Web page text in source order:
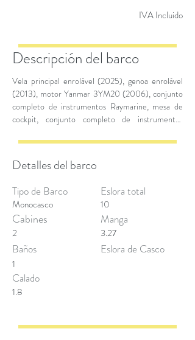
IVA Incluido
Descripción del barco
Vela principal enrolável (2025), genoa enrolável
(2013), motor Yanmar 3YM20 (2006), conjunto
completo de instrumentos Raymarine, mesa de
cockpit, conjunto completo de instrumentos
carregador de baterias Victron Blue Smart,
inversor all-in-one 12V 25A, guincho elétrico
Lewmar 1000W (2023).
Detalles del barco
Tipo de Barco
Monocasco
Cabines
2
Baños
1
Calado
Eslora total
10
Manga
3.27
Eslora de Casco
1.8